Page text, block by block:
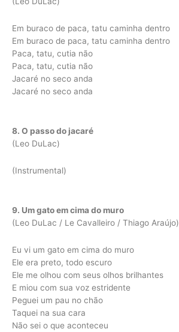
Em buraco de paca, tatu caminha dentro
Em buraco de paca, tatu caminha dentro
Paca, tatu, cutia não
Paca, tatu, cutia não
Jacaré no seco anda
Jacaré no seco anda
8. O passo do jacaré
(Leo DuLac)
(Instrumental)
9. Um gato em cima do muro
(Leo DuLac / Le Cavalleiro / Thiago Araújo)
Eu vi um gato em cima do muro
Ele era preto, todo escuro
Ele me olhou com seus olhos brilhantes
E miou com sua voz estridente
Peguei um pau no chão
Taquei na sua cara
Não sei o que aconteceu